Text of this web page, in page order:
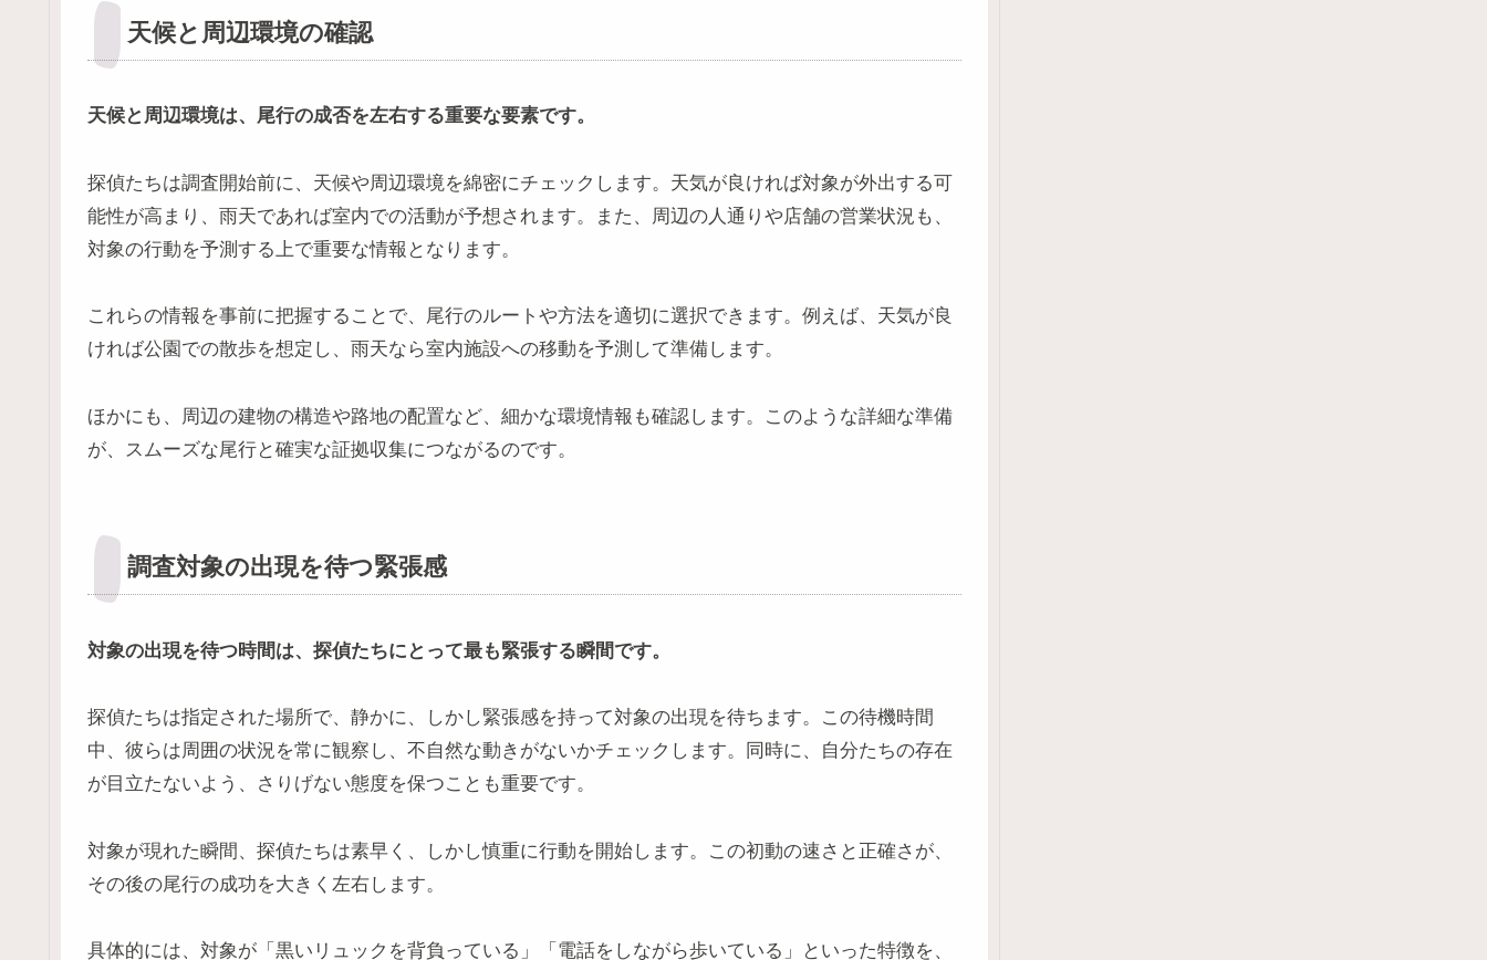
天候と周辺環境の確認
天候と周辺環境は、尾行の成否を左右する重要な要素です。
探偵たちは調査開始前に、天候や周辺環境を綿密にチェックします。天気が良ければ対象が外出する可
能性が高まり、雨天であれば室内での活動が予想されます。また、周辺の人通りや店舗の営業状況も、
対象の行動を予測する上で重要な情報となります。
これらの情報を事前に把握することで、尾行のルートや方法を適切に選択できます。例えば、天気が良
ければ公園での散歩を想定し、雨天なら室内施設への移動を予測して準備します。
ほかにも、周辺の建物の構造や路地の配置など、細かな環境情報も確認します。このような詳細な準備
が、スムーズな尾行と確実な証拠収集につながるのです。
調査対象の出現を待つ緊張感
対象の出現を待つ時間は、探偵たちにとって最も緊張する瞬間です。
探偵たちは指定された場所で、静かに、しかし緊張感を持って対象の出現を待ちます。この待機時間
中、彼らは周囲の状況を常に観察し、不自然な動きがないかチェックします。同時に、自分たちの存在
が目立たないよう、さりげない態度を保つことも重要です。
対象が現れた瞬間、探偵たちは素早く、しかし慎重に行動を開始します。この初動の速さと正確さが、
その後の尾行の成功を大きく左右します。
具体的には、対象が「黒いリュックを背負っている」「電話をしながら歩いている」といった特徴を、